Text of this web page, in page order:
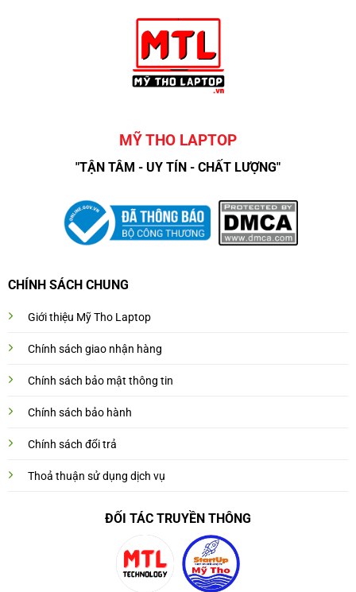
MỸ THO LAPTOP
"TẬN TÂM - UY TÍN - CHẤT LƯỢNG"
CHÍNH SÁCH CHUNG
Giới thiệu Mỹ Tho Laptop
Chính sách giao nhận hàng
Chính sách bảo mật thông tin
Chính sách bảo hành
Chính sách đổi trả
Thoả thuận sử dụng dịch vụ
ĐỐI TÁC TRUYỀN THÔNG